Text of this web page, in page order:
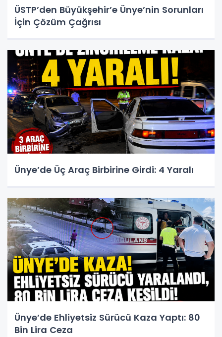
ÜSTP’den Büyükşehir’e Ünye’nin Sorunları
İçin Çözüm Çağrısı
Ünye’de Üç Araç Birbirine Girdi: 4 Yaralı
Ünye’de Ehliyetsiz Sürücü Kaza Yaptı: 80
Bin Lira Ceza